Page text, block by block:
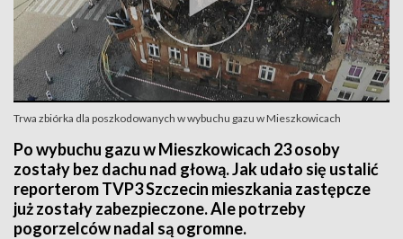
Trwa zbiórka dla poszkodowanych w wybuchu gazu w Mieszkowicach
Po wybuchu gazu w Mieszkowicach 23 osoby
zostały bez dachu nad głową. Jak udało się ustalić
reporterom TVP3 Szczecin mieszkania zastępcze
już zostały zabezpieczone. Ale potrzeby
pogorzelców nadal są ogromne.